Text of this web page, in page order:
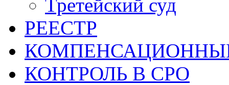
Третейский суд
РЕЕСТР
КОНТРОЛЬ В СРО